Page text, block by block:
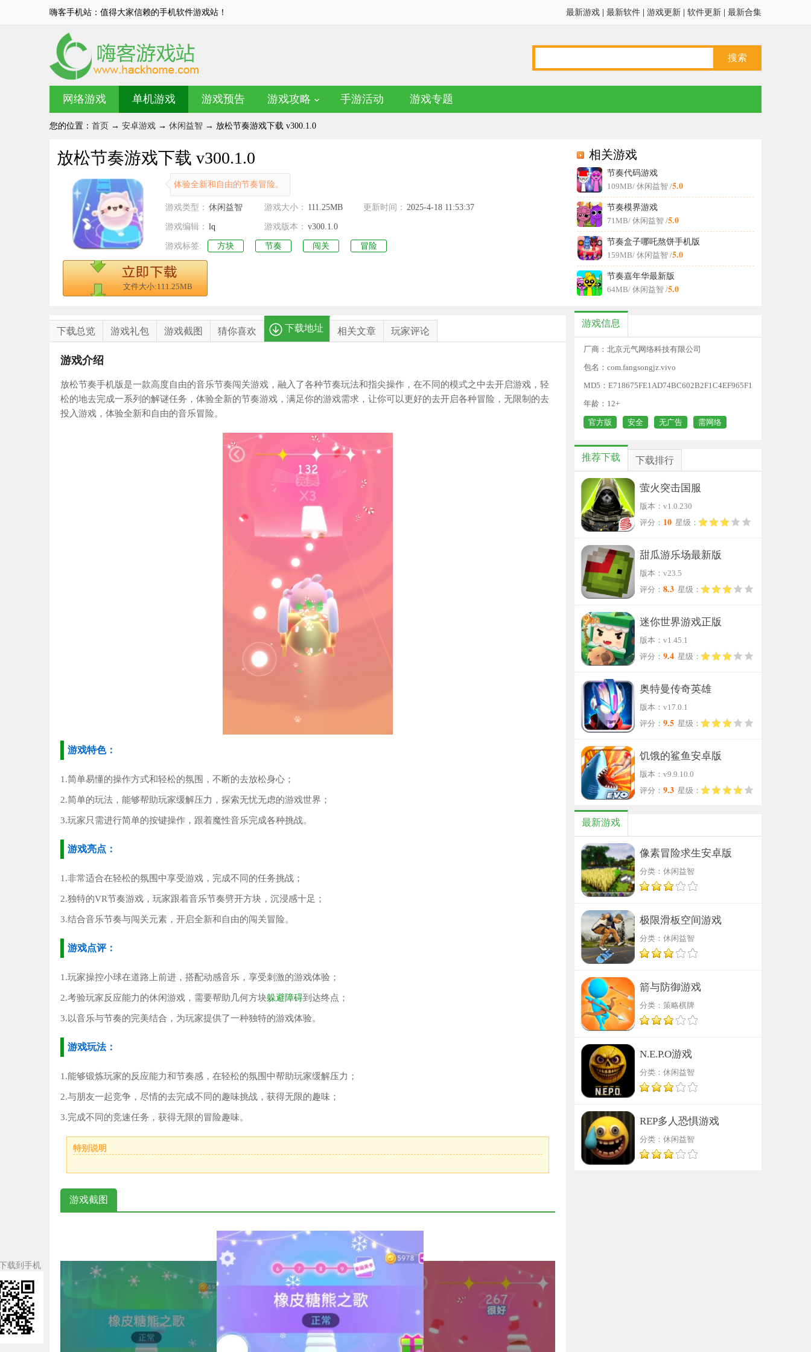
嗨客手机站：值得大家信赖的手机软件游戏站！ 最新游戏 最新软件 游戏更新 软件更新 最新合集
网络游戏 单机游戏 游戏预告 游戏攻略 手游活动 游戏专题
您的位置： 首页 → 安卓游戏 → 休闲益智 → 放松节奏游戏下载 v300.1.0
放松节奏游戏下载 v300.1.0
体验全新和自由的节奏冒险。
游戏类型： 休闲益智 游戏大小： 111.25MB 更新时间： 2025-4-18 11:53:37
游戏编辑： lq 游戏版本： v300.1.0
游戏标签: 方块 节奏 闯关 冒险
载到手机
文件大小:111.25MB
相关游戏
节奏代码游戏
109MB/ 休闲益智 /5.0
节奏模界游戏
71MB/ 休闲益智 /5.0
节奏盒子哪吒熬饼手机版
159MB/ 休闲益智 /5.0
节奏嘉年华最新版
64MB/ 休闲益智 /5.0
下载总览 游戏礼包 游戏截图 猜你喜欢 下载地址 相关文章 玩家评论
游戏介绍
放松节奏手机版是一款高度自由的音乐节奏闯关游戏，融入了各种节奏玩法和指尖操作，在不同的模式之中去开启游戏，轻
松的地去完成一系列的解谜任务，体验全新的节奏游戏，满足你的游戏需求，让你可以更好的去开启各种冒险，无限制的去
投入游戏，体验全新和自由的音乐冒险。
游戏特色：
1.简单易懂的操作方式和轻松的氛围，不断的去放松身心；
2.简单的玩法，能够帮助玩家缓解压力，探索无忧无虑的游戏世界；
3.玩家只需进行简单的按键操作，跟着魔性音乐完成各种挑战。
游戏亮点：
1.非常适合在轻松的氛围中享受游戏，完成不同的任务挑战；
2.独特的VR节奏游戏，玩家跟着音乐节奏劈开方块，沉浸感十足；
3.结合音乐节奏与闯关元素，开启全新和自由的闯关冒险。
游戏点评：
1.玩家操控小球在道路上前进，搭配动感音乐，享受刺激的游戏体验；
2.考验玩家反应能力的休闲游戏，需要帮助几何方块躲避障碍到达终点；
3.以音乐与节奏的完美结合，为玩家提供了一种独特的游戏体验。
游戏玩法：
1.能够锻炼玩家的反应能力和节奏感，在轻松的氛围中帮助玩家缓解压力；
2.与朋友一起竞争，尽情的去完成不同的趣味挑战，获得无限的趣味；
3.完成不同的竞速任务，获得无限的冒险趣味。
特别说明
游戏截图
游戏信息
厂商：北京元气网络科技有限公司
包名：com.fangsongjz.vivo
MD5：E718675FE1AD74BC602B2F1C4EF965F1
年龄：12+
官方版 安全 无广告 需网络
推荐下载 下载排行
萤火突击国服
版本：v1.0.230
评分： 10 星级：
甜瓜游乐场最新版
版本：v23.5
评分： 8.3 星级：
迷你世界游戏正版
版本：v1.45.1
评分： 9.4 星级：
奥特曼传奇英雄
版本：v17.0.1
评分： 9.5 星级：
饥饿的鲨鱼安卓版
版本：v9.9.10.0
评分： 9.3 星级：
最新游戏
像素冒险求生安卓版
分类：休闲益智
极限滑板空间游戏
分类：休闲益智
箭与防御游戏
分类：策略棋牌
N.E.P.O游戏
分类：休闲益智
REP多人恐惧游戏
分类：休闲益智